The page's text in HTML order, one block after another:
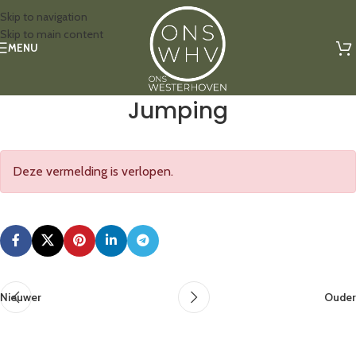
Skip to navigation
Skip to main content
MENU
Jumping
Deze vermelding is verlopen.
Nieuwer Ouder